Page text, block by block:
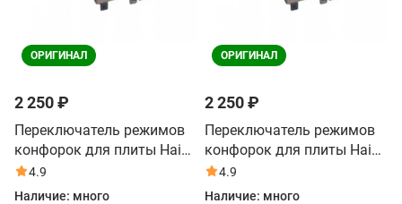
ОРИГИНАЛ
2 250 ₽
Переключатель режимов
конфорок для плиты Haier
HCC56B1W
4.9
Наличие: много
ОРИГИНАЛ
2 250 ₽
Переключатель режимов
конфорок для плиты Haier
HCX-5CDPW1
4.9
Наличие: много